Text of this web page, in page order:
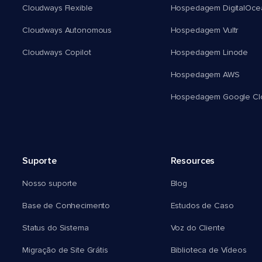
Cloudways Flexible
Cloudways Autonomous
Cloudways Copilot
Hospedagem
Hospedagem Vultr
Hospedagem Linode
Hospedagem AWS
Hospedagem Google
Suporte
Nosso suporte
Base de Conhecimento
Status do Sistema
Migração de Site Grátis
Resources
Blog
Estudos de Caso
Voz do Cliente
Biblioteca de Vídeos